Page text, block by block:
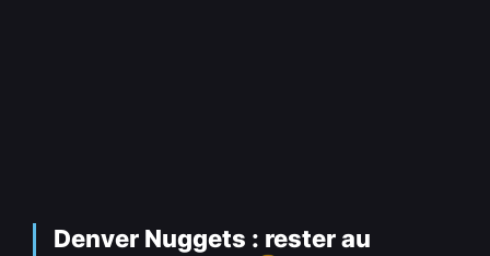
Denver Nuggets : rester au